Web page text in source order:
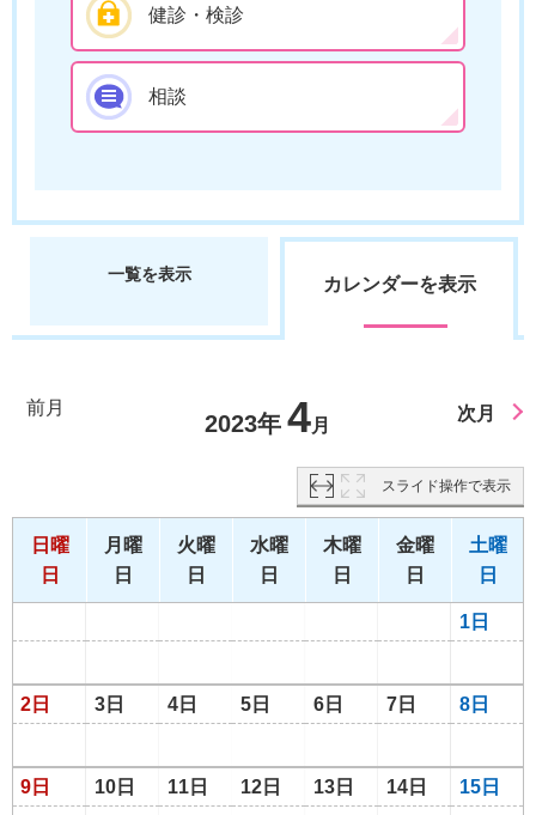
健診・検診
相談
一覧を表示 カレンダーを表示
前月
2023年 4月
次月
スライド操作で表示
日曜
日
月曜
日
火曜
日
水曜
日
木曜
日
金曜
日
土曜
日
1日
2日 3日 4日 5日 6日 7日 8日
9日 10日 11日 12日 13日 14日 15日